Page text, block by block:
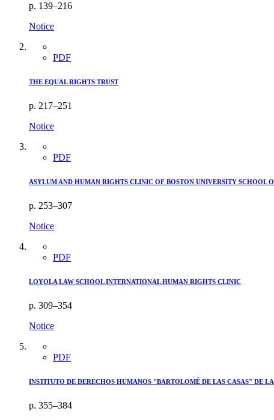
p. 139–216
Notice
PDF
THE EQUAL RIGHTS TRUST
p. 217–251
Notice
PDF
ASYLUM AND HUMAN RIGHTS CLINIC OF BOSTON UNIVERSITY SCHOOL
p. 253–307
Notice
PDF
LOYOLA LAW SCHOOL INTERNATIONAL HUMAN RIGHTS CLINIC
p. 309–354
Notice
PDF
INSTITUTO DE DERECHOS HUMANOS "BARTOLOMÉ DE LAS CASAS" DE
p. 355–384